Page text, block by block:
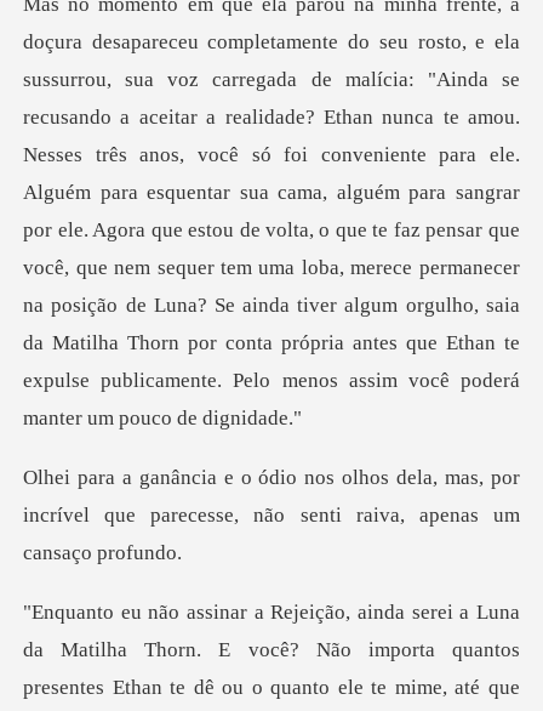
ou.
Nesses três anos, você só foi conveniente para ele.
Alguém para esquentar sua cama, alguém para sangrar
por ele. Agora que estou de volta, o que te faz pensar que
você, que nem sequer tem uma loba, mer
dela, mas, por
incrível que parecesse, nã
tos
presentes Ethan te dê ou o quanto ele te mime, até que